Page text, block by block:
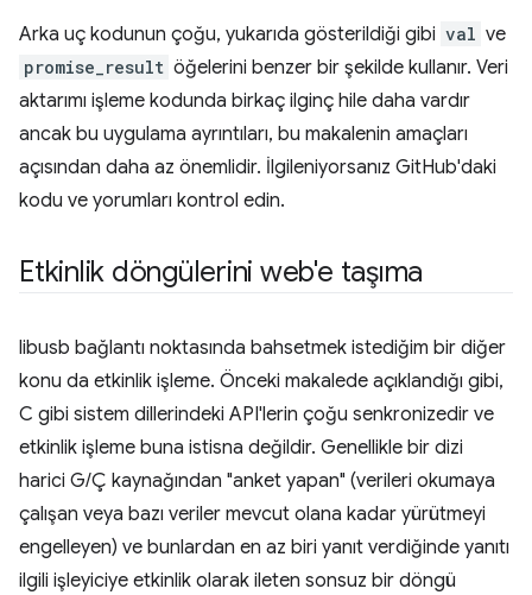
Arka uç kodunun çoğu, yukarıda gösterildiği gibi val ve
promise_result öğelerini benzer bir şekilde kullanır. Veri
aktarımı işleme kodunda birkaç ilginç hile daha vardır
ancak bu uygulama ayrıntıları, bu makalenin amaçları
açısından daha az önemlidir. İlgileniyorsanız GitHub'daki
kodu ve yorumları kontrol edin.
Etkinlik döngülerini web'e taşıma
libusb bağlantı noktasında bahsetmek istediğim bir diğer
konu da etkinlik işleme. Önceki makalede açıklandığı gibi,
C gibi sistem dillerindeki API'lerin çoğu senkronizedir ve
etkinlik işleme buna istisna değildir. Genellikle bir dizi
harici G/Ç kaynağından "anket yapan" (verileri okumaya
çalışan veya bazı veriler mevcut olana kadar yürütmeyi
engelleyen) ve bunlardan en az biri yanıt verdiğinde yanıtı
ilgili işleyiciye etkinlik olarak ileten sonsuz bir döngü